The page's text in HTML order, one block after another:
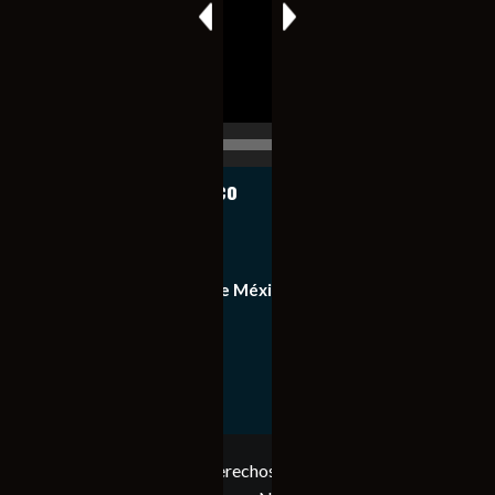
Notiexpress de México
Equipo de Notiexpress de México
Copyright © Todos los derechos reservados. Notiexpress